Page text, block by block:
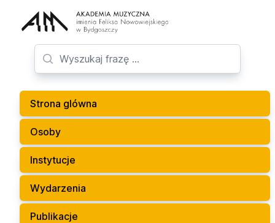
Strona glówna
Osoby
Instytucje
Wydarzenia
Publikacje